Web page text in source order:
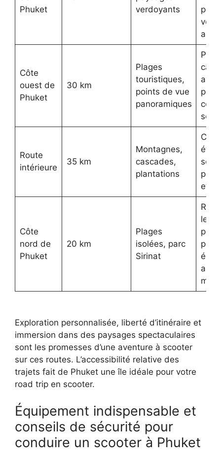
Phuket
verdoyants
Côte
ouest de
Phuket
30 km
Plages
touristiques,
points de vue
panoramiques
pour
soleil
Route
intérieure
35 km
Montagnes,
cascades,
plantations
état
et
Côte
nord de
Phuket
20 km
Plages
isolées, parc
Sirinat
les
anti-
Exploration personnalisée, liberté d’itinéraire et
immersion dans des paysages spectaculaires
sont les promesses d’une aventure à scooter
sur ces routes. L’accessibilité relative des
trajets fait de Phuket une île idéale pour votre
road trip en scooter.
Équipement indispensable et
conseils de sécurité pour
conduire un scooter à Phuket